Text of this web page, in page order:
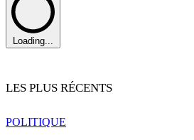
Loading...
LES PLUS RÉCENTS
POLITIQUE